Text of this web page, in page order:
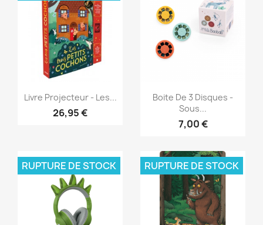
 Aperçu rapide
Livre Projecteur - Les...
26,95 €
Aperçu rapide
Boite De 3 Disques -
Sous...
7,00 €
RUPTURE DE STOCK RUPTURE DE STOCK